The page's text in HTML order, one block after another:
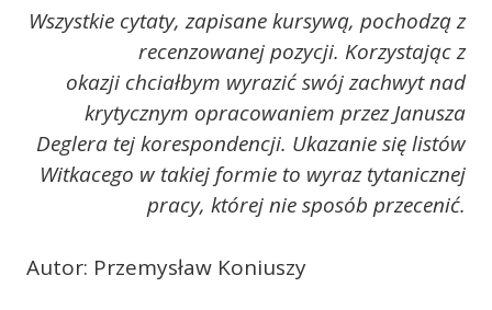
Wszystkie cytaty, zapisane kursywą, pochodzą z
recenzowanej pozycji. Korzystając z
okazji chciałbym wyrazić swój zachwyt nad
krytycznym opracowaniem przez Janusza
Deglera tej korespondencji. Ukazanie się listów
Witkacego w takiej formie to wyraz tytanicznej
pracy, której nie sposób przecenić.
Autor: Przemysław Koniuszy